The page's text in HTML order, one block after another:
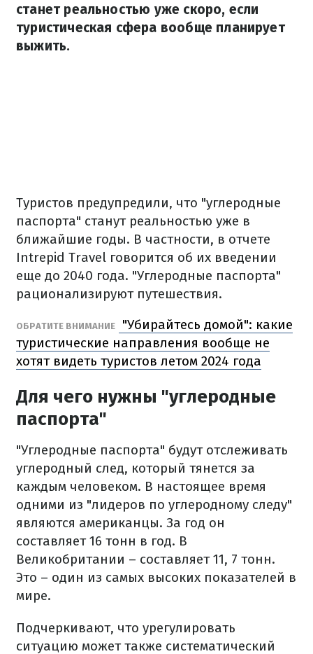
станет реальностью уже скоро, если
туристическая сфера вообще планирует
выжить.
Туристов предупредили, что "углеродные
паспорта" станут реальностью уже в
ближайшие годы. В частности, в отчете
Intrepid Travel говорится об их введении
еще до 2040 года. "Углеродные паспорта"
рационализируют путешествия.
ОБРАТИТЕ ВНИМАНИЕ
"Убирайтесь домой": какие
туристические направления вообще не
хотят видеть туристов летом 2024 года
Для чего нужны "углеродные
паспорта"
"Углеродные паспорта" будут отслеживать
углеродный след, который тянется за
каждым человеком. В настоящее время
одними из "лидеров по углеродному следу"
являются американцы. За год он
составляет 16 тонн в год. В
Великобритании – составляет 11, 7 тонн.
Это – один из самых высоких показателей в
мире.
Подчеркивают, что урегулировать
ситуацию может также систематический